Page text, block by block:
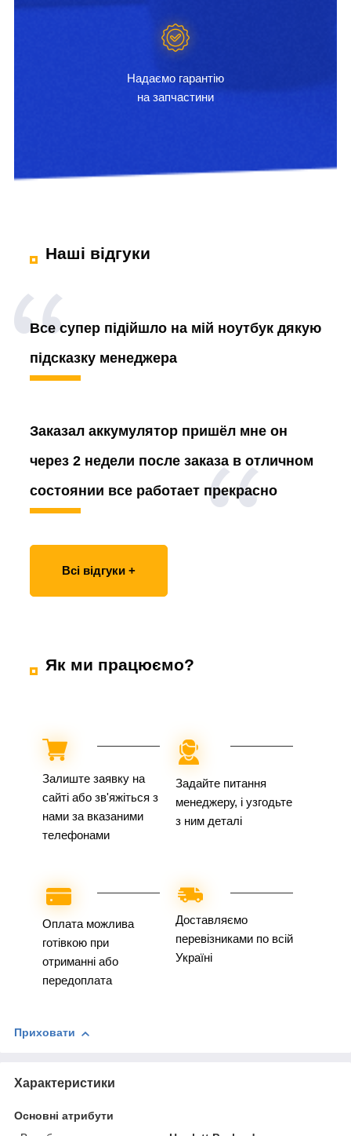
Надаємо гарантію
на запчастини
Наші відгуки
Все супер підійшло на мій ноутбук дякую
підсказку менеджера
Заказал аккумулятор пришёл мне он
через 2 недели после заказа в отличном
состоянии все работает прекрасно
Всі відгуки +
Як ми працюємо?
Залиште заявку на
сайті або зв'яжіться з
нами за вказаними
телефонами
Задайте питання
менеджеру, і узгодьте
з ним деталі
Оплата можлива
готівкою при
отриманні або
передоплата
Доставляємо
перевізниками по всій
Україні
Приховати
Характеристики
Основні атрибути